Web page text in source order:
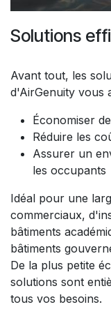
Solutions
Avant tout, les
d'AirGenuity vous
Économiser
Réduire les
Assurer un
les occupants
Idéal pour une
commerciaux,
bâtiments
bâtiments
De la plus petite
solutions sont
tous vos besoins.